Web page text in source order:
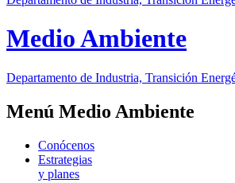
Medio Ambiente
Departamento de Industria, Transición
Menú Medio Ambiente
Conócenos
Estrategias
y planes